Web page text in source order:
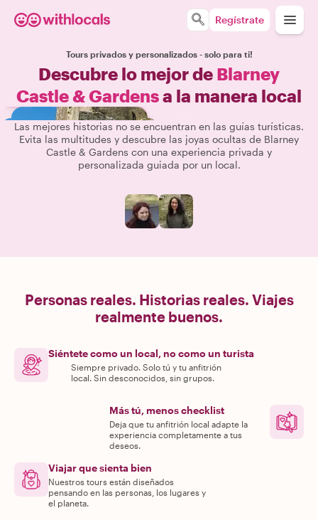
Regístrate
Tours privados y personalizados - solo para ti!
Descubre lo mejor de Blarney
Castle & Gardensa la manera local
Las mejores historias no se encuentran en las guías turísticas.
Evita las multitudes y descubre las joyas ocultas de Blarney
Castle & Gardens con una experiencia privada y
personalizada guiada por un local.
Personas reales. Historias reales. Viajes
realmente buenos.
Siéntete como un local, no como un turista
Siempre privado. Solo tú y tu anfitrión
local. Sin desconocidos, sin grupos.
Más tú, menos checklist
Deja que tu anfitrión local adapte la
experiencia completamente a tus
deseos.
Viajar que sienta bien
Nuestros tours están diseñados
pensando en las personas, los lugares y
el planeta.